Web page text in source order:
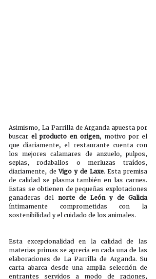
Asimismo, La Parrilla de Arganda apuesta por
buscar el producto en origen, motivo por el
que diariamente, el restaurante cuenta con
los mejores calamares de anzuelo, pulpos,
sepias, rodaballos o merluzas traídos,
diariamente, de Vigo y de Laxe. Esta premisa
de calidad se plasma también en las carnes.
Estas se obtienen de pequeñas explotaciones
ganaderas del norte de León y de Galicia
íntimamente comprometidas con la
sostenibilidad y el cuidado de los animales.
Esta excepcionalidad en la calidad de las
materias primas se aprecia en cada una de las
elaboraciones de La Parrilla de Arganda. Su
carta abarca desde una amplia selección de
entrantes servidos a modo de raciones,